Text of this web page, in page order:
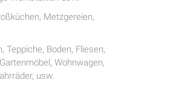
Metzgereien,
Teppiche, Boden, Fliesen,
Wohnwagen,
usw.